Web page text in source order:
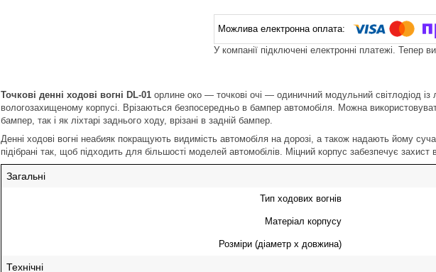
У компанії підключені електронні платежі. Тепер
Точкові денні ходові вогні DL-01 орлине око — точкові очі — одиничний модульний світлодіод із
вологозахищеному корпусі. Врізаються безпосередньо в бампер автомобіля. Можна
бампер, так і як ліхтарі заднього ходу, врізані в задній бампер.
Денні ходові вогні неабияк покращують видимість автомобіля на дорозі, а також надають йому
підібрані так, щоб підходить для більшості моделей автомобілів. Міцний корпус забезпечує захист
Загальні
Тип ходових вогнів
Матеріал корпусу
Розміри (діаметр х довжина)
Технічні